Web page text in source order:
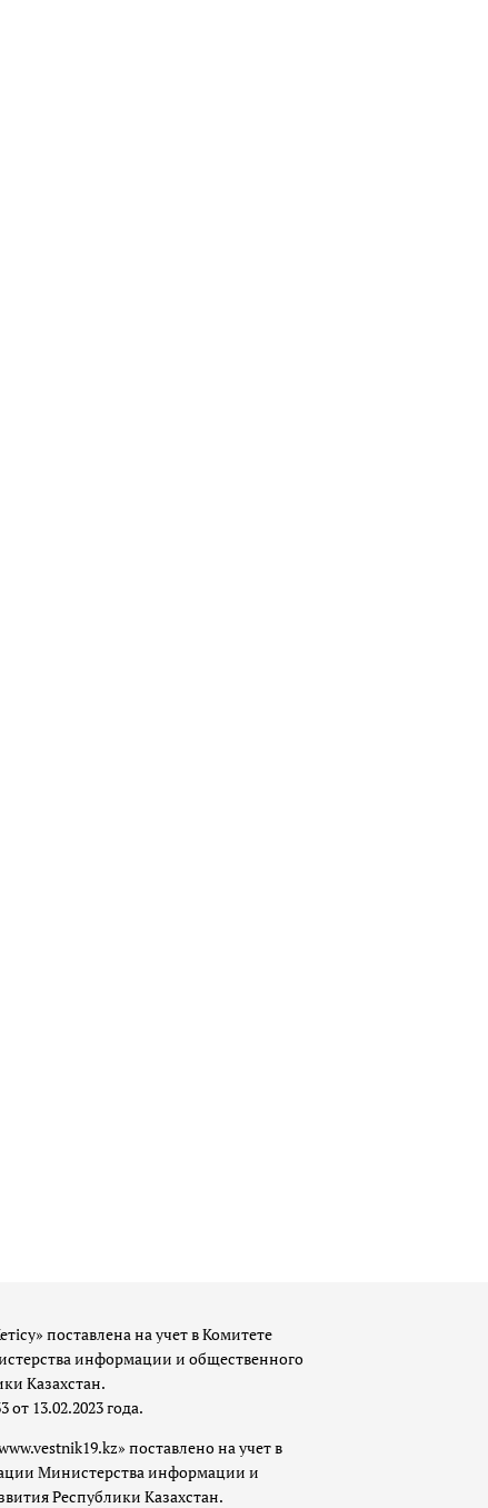
поставлена на учет в Комитете
информации и общественного
Казахстан.
13.02.2023 года.
поставлено на учет в
Министерства информации и
Республики Казахстан.